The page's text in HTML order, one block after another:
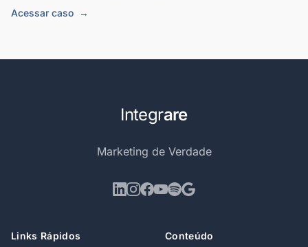
Acessar caso →
Integrare
Marketing de Verdade
Links Rápidos Conteúdo